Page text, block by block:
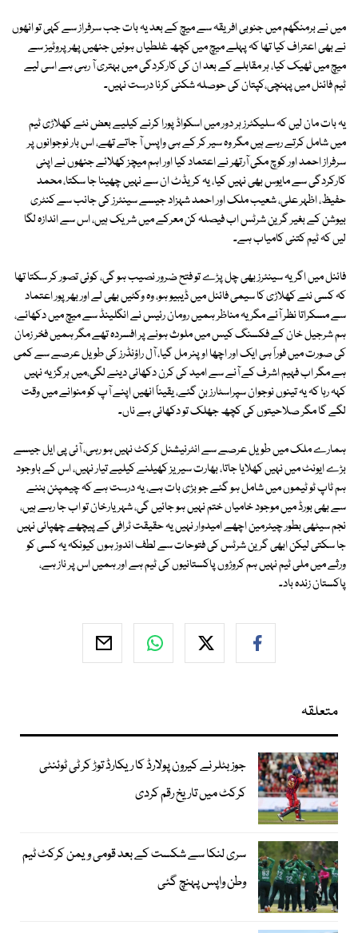
میں نے برمنگھم میں جنوبی افریقہ سے میچ کے بعد یہ بات جب سرفراز سے کہی تو انھوں
نے بھی اعتراف کیا تھا کہ پہلے میچ میں کچھ غلطیاں ہوئیں جنھیں پھر پروٹیز سے
میچ میں ٹھیک کیا، ہر مقابلے کے بعد ان کی کارکردگی میں بہتری آ رہی ہے اسی لیے
ٹیم فائنل میں پہنچی،کپتان کی حوصلہ شکنی کرنا درست نہیں۔
یہ بات مان لیں کہ سلیکٹرز ہر دور میں اسکواڈ پورا کرنے کیلیے بعض نئے کھلاڑی ٹیم
میں شامل کرتے رہے ہیں مگر وہ سیر کر کے ہی واپس آ جاتے تھے، اس بار نوجوانوں پر
سرفراز احمد اور کوچ مکی آرتھر نے اعتماد کیا اور اہم میچز کھلائے جنھوں نے اپنی
کارکردگی سے مایوس بھی نہیں کیا، یہ کریڈٹ ان سے نہیں چھینا جا سکتا، محمد
حفیظ، اظہر علی، شعیب ملک اور احمد شہزاد جیسے سینئرز کی جانب سے کنٹری
بیوشن کے بغیر گرین شرٹس اب فیصلہ کن معرکے میں شریک ہیں، اس سے اندازہ لگا
لیں کہ ٹیم کتنی کامیاب ہے۔
فائنل میں اگر یہ سینئرز بھی چل پڑے تو فتح ضرور نصیب ہو گی، کوئی تصور کر سکتا تھا
کہ کسی نئے کھلاڑی کا سیمی فائنل میں ڈیبیو ہو، وہ وکٹیں بھی لے اور بھرپور اعتماد
سے مسکراتا نظر آئے مگر یہ مناظر ہمیں رومان رئیس نے انگلینڈ سے میچ میں دکھائے،
ہم شرجیل خان کے فکسنگ کیس میں ملوث ہونے پر افسردہ تھے مگر ہمیں فخر زمان
کی صورت میں فوراً ہی ایک اور اچھا اوپنر مل گیا، آل راؤنڈرز کی طویل عرصے سے کمی
ہے مگر اب فہیم اشرف کے آنے سے امید کی کرن دکھائی دینے لگی،میں ہرگز یہ نہیں
کہہ رہا کہ یہ تینوں نوجوان سپراسٹارز بن گئے، یقیناً انھیں اپنے آپ کو منوانے میں وقت
لگے گا مگر صلاحیتوں کی کچھ جھلک تو دکھائی ہے ناں۔
ہمارے ملک میں طویل عرصے سے انٹرنیشنل کرکٹ نہیں ہو رہی، آئی پی ایل جیسے
بڑے ایونٹ میں نہیں کھلایا جاتا، بھارت سیریز کھیلنے کیلیے تیار نہیں، اس کے باوجود
ہم ٹاپ ٹو ٹیموں میں شامل ہو گئے جو بڑی بات ہے، یہ درست ہے کہ چیمپئن بننے
سے بھی بورڈ میں موجود خامیاں ختم نہیں ہو جائیں گی، شہریارخان تو اب جا رہے ہیں،
نجم سیٹھی بطور چیئرمین اچھے امیدوار نہیں یہ حقیقت ٹرافی کے پیچھے چھپائی نہیں
جا سکتی لیکن ابھی گرین شرٹس کی فتوحات سے لطف اندوز ہوں کیونکہ یہ کسی کو
ورثے میں ملی ٹیم نہیں ہم کروڑوں پاکستانیوں کی ٹیم ہے اور ہمیں اس پر ناز ہے،
پاکستان زندہ باد۔
متعلقہ
جوز بٹلر نے کیرون پولارڈ کا ریکارڈ توڑ کر ٹی ٹوئنٹی
کرکٹ میں تاریخ رقم کردی
سری لنکا سے شکست کے بعد قومی ویمن کرکٹ ٹیم
وطن واپس پہنچ گئی